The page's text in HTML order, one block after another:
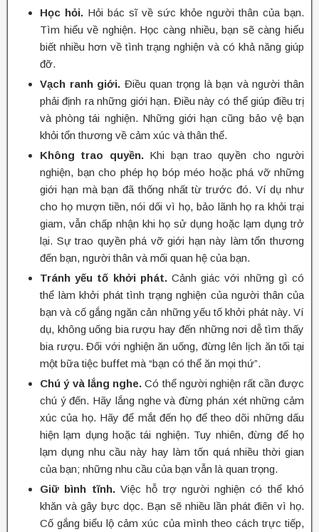
Học hỏi. Hỏi bác sĩ về sức khỏe người thân của bạn.
Tìm hiểu về nghiện. Học càng nhiều, bạn sẽ càng hiểu
biết nhiều hơn về tình trạng nghiện và có khả năng giúp
đỡ.
Vạch ranh giới. Điều quan trọng là bạn và người thân
phải định ra những giới hạn. Điều này có thể giúp điều trị
và phòng tái nghiện. Những giới hạn cũng bảo vệ bạn
khỏi tổn thương về cảm xúc và thân thể.
Không trao quyền.Khi bạn trao quyền cho người
nghiện, bạn cho phép họ bóp méo hoặc phá vỡ những
giới hạn mà bạn đã thống nhất từ trước đó. Ví dụ như
cho họ mượn tiền, nói dối vì họ, bảo lãnh họ ra khỏi trại
giam, vẫn chấp nhận khi họ sử dụng hoặc lạm dụng trở
lại. Sự trao quyền phá vỡ giới hạn này làm tổn thương
đến bạn, người thân và mối quan hệ của bạn.
Tránh yếu tố khởi phát.Cảnh giác với những gì có
thể làm khởi phát tình trạng nghiện của người thân của
bạn và cố gắng ngăn cản những yếu tố khởi phát này. Ví
dụ, không uống bia rượu hay đến những nơi dễ tìm thấy
bia rượu. Đối với nghiện ăn uống, đừng lên lịch ăn tối tại
một bữa tiệc buffet mà “bạn có thể ăn mọi thứ”.
Chú ý và lắng nghe. Có thể người nghiện rất cần được
chú ý đến. Hãy lắng nghe và đừng phán xét những cảm
xúc của họ. Hãy để mắt đến họ để theo dõi những dấu
hiện lạm dụng hoặc tái nghiện. Tuy nhiên, đừng để họ
lạm dụng nhu cầu này hay làm tốn quá nhiều thời gian
của bạn; những nhu cầu của bạn vẫn là quan trọng.
Giữ bình tĩnh.Việc hỗ trợ người nghiện có thể khó
khăn và gây bực dọc. Bạn sẽ nhiều lần phát điên vì họ.
Cố gắng biểu lộ cảm xúc của mình theo cách trực tiếp,